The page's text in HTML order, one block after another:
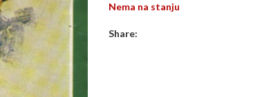
Nema na stanju
Share: